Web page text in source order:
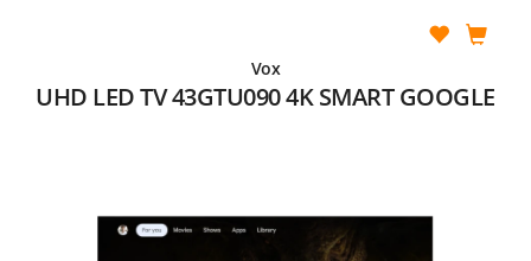
Vox
UHD LED TV 43GTU090 4K SMART GOOGLE